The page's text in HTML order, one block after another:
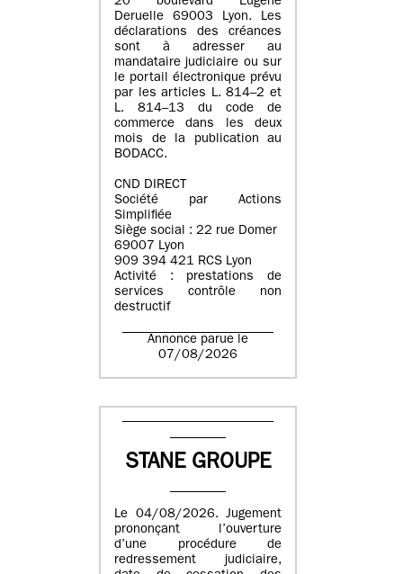
Deruelle 69003 Lyon. Les
déclarations des créances
sont à adresser au
mandataire judiciaire ou sur
le portail électronique prévu
par les articles L. 814–2 et
L. 814–13 du code de
commerce dans les deux
mois de la publication au
BODACC.
CND DIRECT
Société par Actions
Simplifiée
Siège social : 22 rue Domer
69007 Lyon
909 394 421 RCS Lyon
Activité : prestations de
services contrôle non
destructif
Annonce parue le
07/08/2026
STANE GROUPE
Le 04/08/2026. Jugement
prononçant l’ouverture
d’une procédure de
redressement judiciaire,